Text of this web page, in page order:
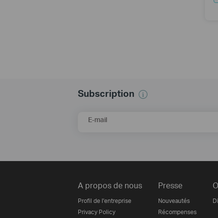
Subscription
E-mail
A propos de nous
Profil de l'entreprise
Privacy Policy
Presse
Nouveautés
Récompenses